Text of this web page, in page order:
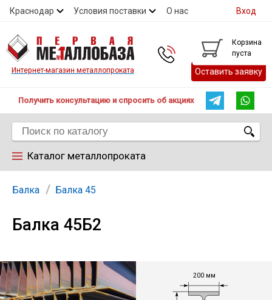
Краснодар Условия поставки О нас
Контакты
Контакты
Вход
Интернет-магазин металлопроката
Корзина
пуста
Оставить заявку
Получить консультацию и спросить об акциях
Каталог металлопроката
Арматура
Труба
Лист
Уголок
Балка Балка 45
Балка 45Б2
200 мм